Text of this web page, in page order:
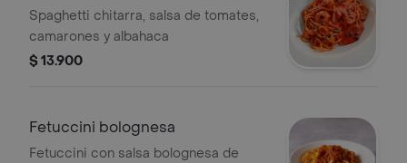
Spaghetti chitarra, salsa de tomates,
camarones y albahaca
$ 13.900
Fetuccini bolognesa
Fetuccini con salsa bolognesa de